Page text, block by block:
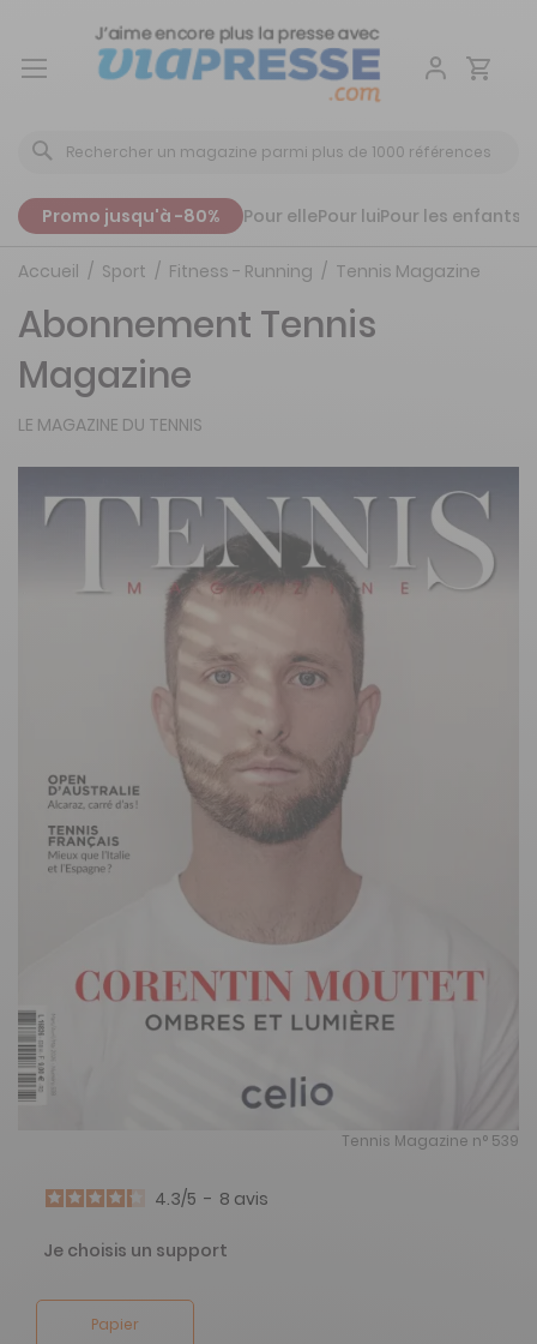
Aller
Promo jusqu'à -80% Pour ellePour luiPour les enfants
Accueil Sport Fitness - Running Tennis Magazine
Tennis Magazine n° 539
Abonnement Tennis
Magazine
LE MAGAZINE DU TENNIS
4.3/5 - 8 avis
Je choisis un support
Papier